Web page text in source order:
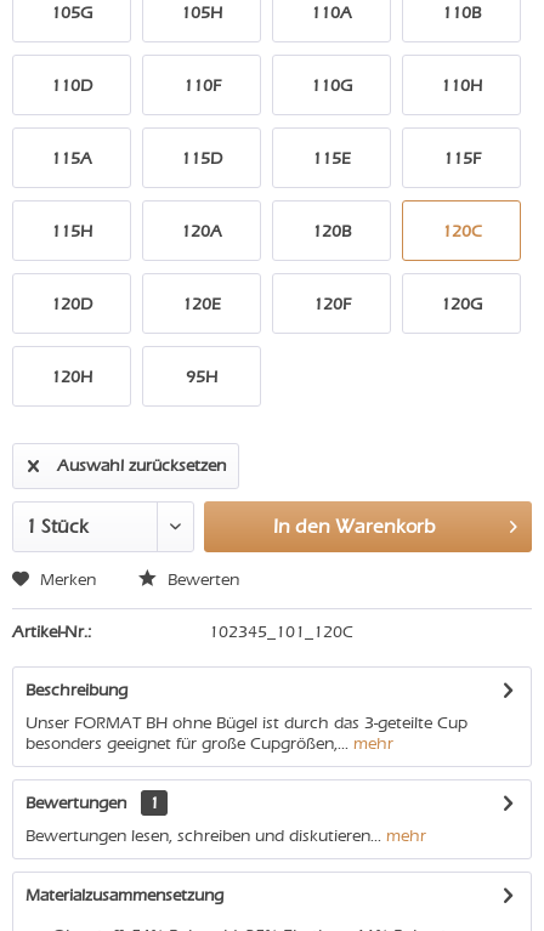
105G 105H 110A 110B
110D 110F 110G 110H
115A 115D 115E 115F
115H 120A 120B 120C
120D 120E 120F 120G
120H 95H
Auswahl zurücksetzen
In den Warenkorb
Merken Bewerten
Artikel-Nr.: 102345_101_120C
Beschreibung
Unser FORMAT BH ohne Bügel ist durch das 3-geteilte Cup
besonders geeignet für große Cupgrößen,... mehr
Bewertungen
1
Bewertungen lesen, schreiben und diskutieren... mehr
Materialzusammensetzung